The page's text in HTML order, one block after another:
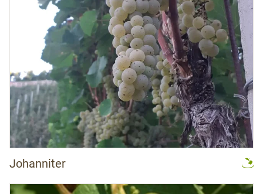
Johanniter